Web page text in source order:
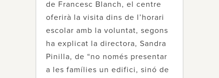
de Francesc Blanch, el centre
oferirà la visita dins de l’horari
escolar amb la voluntat, segons
ha explicat la directora, Sandra
Pinilla, de “no només presentar
a les famílies un edifici, sinó de